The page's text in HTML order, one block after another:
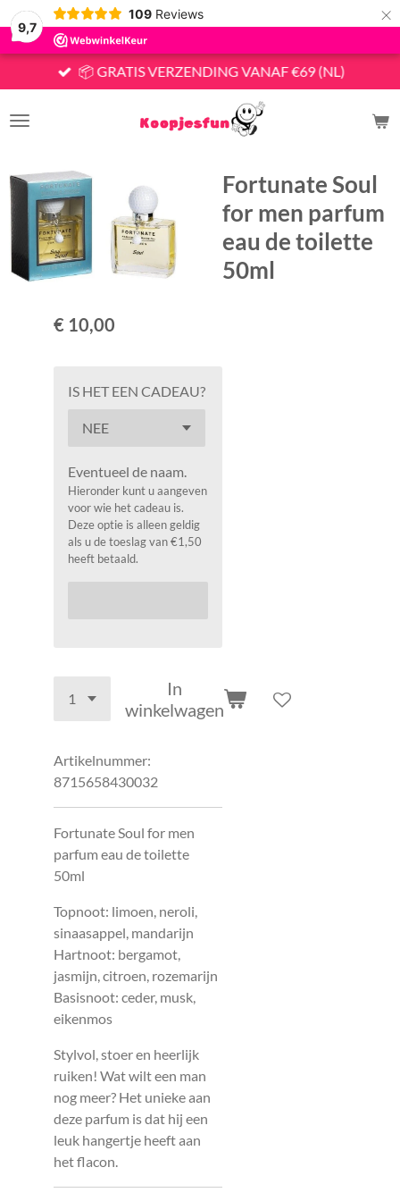
9,7
109 Reviews ×
📦 GRATIS VERZENDING VANAF €69 (NL)
Fortunate Soul
for men parfum
eau de toilette
50ml
€ 10,00
IS HET EEN CADEAU?
Eventueel de naam.
Hieronder kunt u aangeven
voor wie het cadeau is.
Deze optie is alleen geldig
als u de toeslag van €1,50
heeft betaald.
In
winkelwagen
Artikelnummer:
8715658430032
Fortunate Soul for men
parfum eau de toilette
50ml
Topnoot: limoen, neroli,
sinaasappel, mandarijn
Hartnoot: bergamot,
jasmijn, citroen, rozemarijn
Basisnoot: ceder, musk,
eikenmos
Stylvol, stoer en heerlijk
ruiken! Wat wilt een man
nog meer? Het unieke aan
deze parfum is dat hij een
leuk hangertje heeft aan
het flacon.